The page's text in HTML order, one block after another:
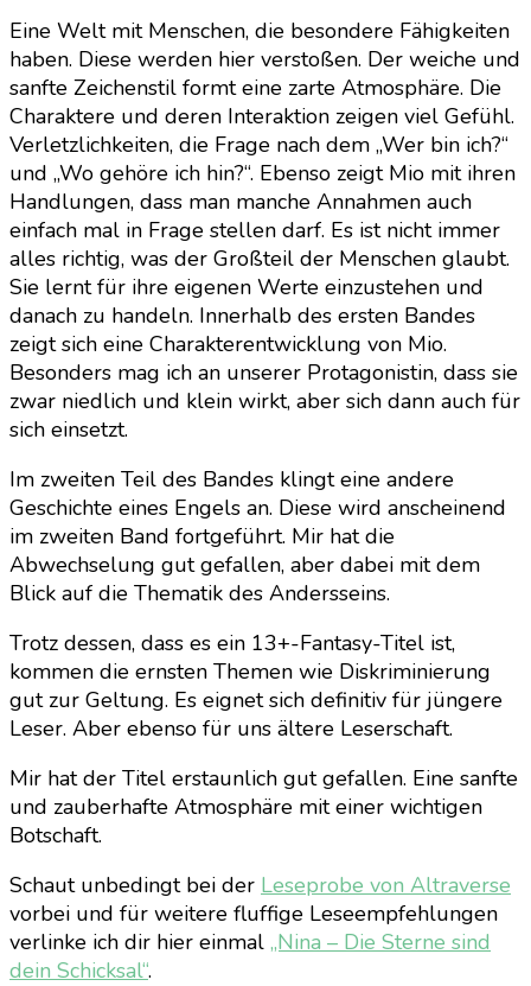
Eine Welt mit Menschen, die besondere Fähigkeiten
haben. Diese werden hier verstoßen. Der weiche und
sanfte Zeichenstil formt eine zarte Atmosphäre. Die
Charaktere und deren Interaktion zeigen viel Gefühl.
Verletzlichkeiten, die Frage nach dem „Wer bin ich?“
und „Wo gehöre ich hin?“. Ebenso zeigt Mio mit ihren
Handlungen, dass man manche Annahmen auch
einfach mal in Frage stellen darf. Es ist nicht immer
alles richtig, was der Großteil der Menschen glaubt.
Sie lernt für ihre eigenen Werte einzustehen und
danach zu handeln. Innerhalb des ersten Bandes
zeigt sich eine Charakterentwicklung von Mio.
Besonders mag ich an unserer Protagonistin, dass sie
zwar niedlich und klein wirkt, aber sich dann auch für
sich einsetzt.
Im zweiten Teil des Bandes klingt eine andere
Geschichte eines Engels an. Diese wird anscheinend
im zweiten Band fortgeführt. Mir hat die
Abwechselung gut gefallen, aber dabei mit dem
Blick auf die Thematik des Andersseins.
Trotz dessen, dass es ein 13+-Fantasy-Titel ist,
kommen die ernsten Themen wie Diskriminierung
gut zur Geltung. Es eignet sich definitiv für jüngere
Leser. Aber ebenso für uns ältere Leserschaft.
Mir hat der Titel erstaunlich gut gefallen. Eine sanfte
und zauberhafte Atmosphäre mit einer wichtigen
Botschaft.
Schaut unbedingt bei der Leseprobe von Altraverse
vorbei und für weitere fluffige Leseempfehlungen
verlinke ich dir hier einmal „Nina – Die Sterne sind
dein Schicksal“.